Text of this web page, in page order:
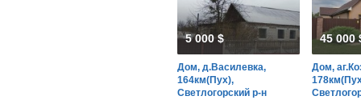
5 000 $
Дом, д.Василевка,
164км(Пух),
Светлогорский р-н
45 000
Дом,